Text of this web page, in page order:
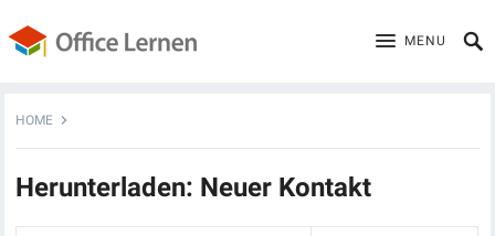
MENU
HOME
Herunterladen: Neuer Kontakt